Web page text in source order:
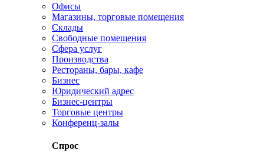
Офисы
Магазины, торговые помещения
Склады
Свободные помещения
Сфера услуг
Производства
Рестораны, бары, кафе
Бизнес
Юридический адрес
Бизнес-центры
Торговые центры
Конференц-залы
Спрос